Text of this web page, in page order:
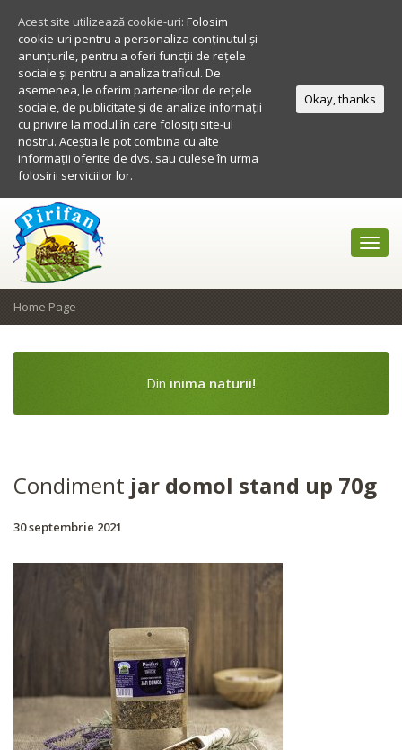
Home Page
Din inima naturii!
Condiment jar domol stand up 70g
30 septembrie 2021
Acest site utilizează cookie-uri: Folosim
cookie-uri pentru a personaliza conținutul și
anunțurile, pentru a oferi funcții de rețele
sociale și pentru a analiza traficul. De
asemenea, le oferim partenerilor de rețele
sociale, de publicitate și de analize informații
cu privire la modul în care folosiți site-ul
nostru. Aceștia le pot combina cu alte
informații oferite de dvs. sau culese în urma
folosirii serviciilor lor.
Okay, thanks